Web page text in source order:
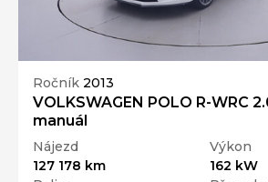
Ročník 2013
VOLKSWAGEN POLO R-WRC
manuál
Nájezd
127 178 km
Výkon
162 kW